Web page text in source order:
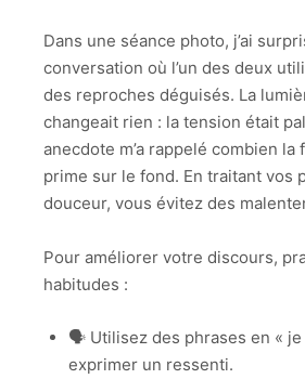
Dans une séance photo, j’ai
conversation où l’un des deux
des reproches déguisés. La
changeait rien : la tension était
anecdote m’a rappelé combien la
prime sur le fond. En traitant vos
douceur, vous évitez des
Pour améliorer votre discours,
habitudes :
🗣️ Utilisez des phrases en « je
exprimer un ressenti.